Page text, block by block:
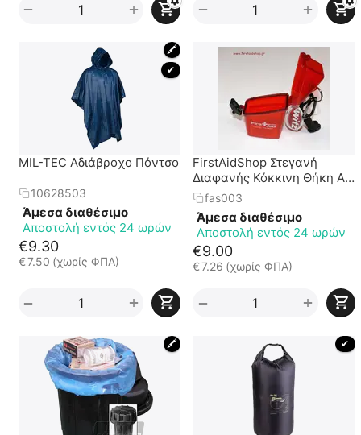
+
− +
−
🖍
✔
MIL-TEC Αδιάβροχο Πόντσο
10628503
Άμεσα διαθέσιμο
Αποστολή εντός 24 ωρών
€9.30
€7.50 (χωρίς ΦΠΑ)
+
−
FirstAidShop Στεγανή
Διαφανής Κόκκινη Θήκη Α'
Βοηθειών
fas003
Άμεσα διαθέσιμο
Αποστολή εντός 24 ωρών
€9.00
€7.26 (χωρίς ΦΠΑ)
+
−
🖍 ✔